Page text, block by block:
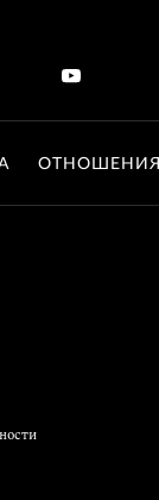
ОТНОШЕНИЯ